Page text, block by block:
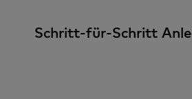
Schritt-für-Schritt